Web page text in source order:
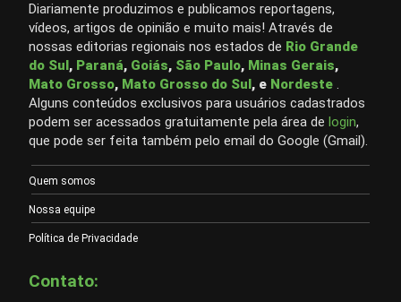
Diariamente produzimos e publicamos reportagens,
vídeos, artigos de opinião e muito mais! Através de
nossas editorias regionais nos estados de Rio Grande
do Sul, Paraná, Goiás, São Paulo, Minas Gerais,
Mato Grosso, Mato Grosso do Sul, e Nordeste .
Alguns conteúdos exclusivos para usuários cadastrados
podem ser acessados gratuitamente pela área de login,
que pode ser feita também pelo email do Google (Gmail).
Quem somos
Nossa equipe
Política de Privacidade
Contato: